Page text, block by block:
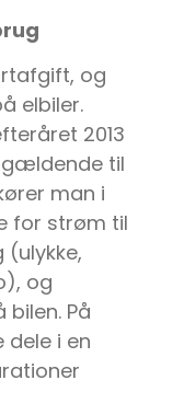
og
elbiler.
2013
til
man i
for strøm til
og
På
i en